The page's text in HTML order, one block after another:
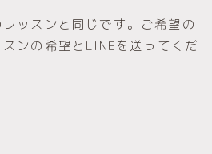
ッスンと同じです。ご希望の
ンの希望とLINEを送ってくだ